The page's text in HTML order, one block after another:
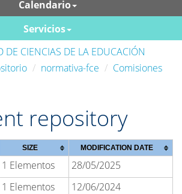
Calendario
Servicios
DE CIENCIAS DE LA EDUCACIÓN
normativa-fce Comisiones
repository
SIZE MODIFICATION DATE
1 Elementos
28/05/2025
1 Elementos
12/06/2024